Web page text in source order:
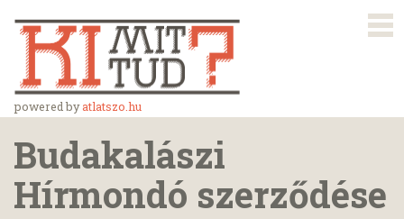
powered byatlatszo.hu
Budakalászi
Hírmondó szerződése